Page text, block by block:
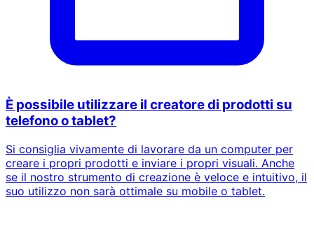
È possibile utilizzare il creatore di prodotti su
telefono o tablet?
Si consiglia vivamente di lavorare da un computer per
creare i propri prodotti e inviare i propri visuali. Anche
se il nostro strumento di creazione è veloce e intuitivo, il
suo utilizzo non sarà ottimale su mobile o tablet.